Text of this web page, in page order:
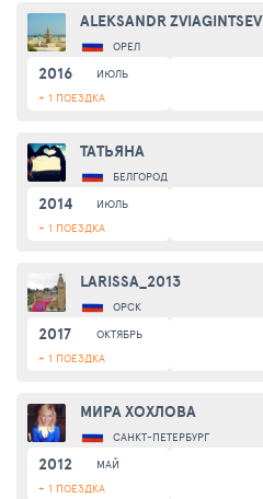
ALEKSANDR ZVIAGINTSEV
ОРЕЛ
2016
ИЮЛЬ
+ 1 ПОЕЗДКА
ТАТЬЯНА
БЕЛГОРОД
2014
ИЮЛЬ
+ 1 ПОЕЗДКА
LARISSA_2013
ОРСК
2017
ОКТЯБРЬ
+ 1 ПОЕЗДКА
МИРА ХОХЛОВА
САНКТ-ПЕТЕРБУРГ
2012
МАЙ
+ 1 ПОЕЗДКА